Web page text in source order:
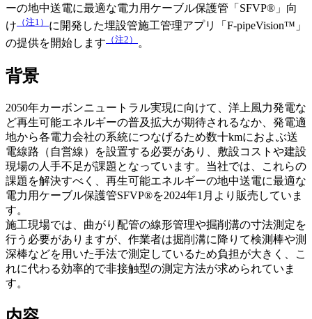
ーの地中送電に最適な電力用ケーブル保護管「SFVP®」向
け （注1） に開発した埋設管施工管理アプリ「F-pipeVision™」
の提供を開始します （注2） 。
背景
2050年カーボンニュートラル実現に向けて、洋上風力発電な
ど再生可能エネルギーの普及拡大が期待されるなか、発電適
地から各電力会社の系統につなげるため数十kmにおよぶ送
電線路（自営線）を設置する必要があり、敷設コストや建設
現場の人手不足が課題となっています。当社では、これらの
課題を解決すべく、再生可能エネルギーの地中送電に最適な
電力用ケーブル保護管SFVP®を2024年1月より販売していま
す。
施工現場では、曲がり配管の線形管理や掘削溝の寸法測定を
行う必要がありますが、作業者は掘削溝に降りて検測棒や測
深棒などを用いた手法で測定しているため負担が大きく、こ
れに代わる効率的で非接触型の測定方法が求められていま
す。